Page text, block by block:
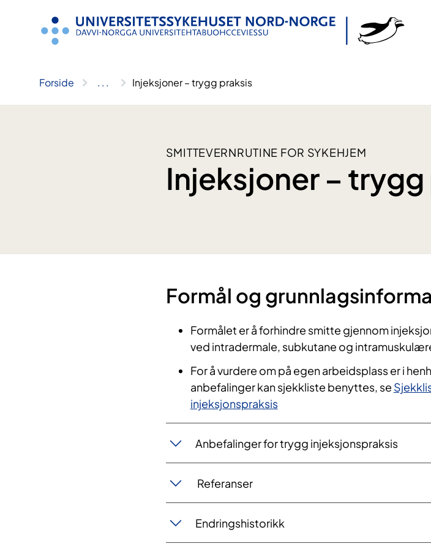
Forside .. . Injeksjoner – trygg praksis
SMITTEVERNRUTINE FOR SYKEHJEM
Injeksjoner –
​Formål og
Formålet er å forhindre smitte gjennom
ved intradermale, subkutane og
For å vurdere om på egen arbeidsplass er i
anbefalinger kan sjekkliste benyttes, se
injeksjonspraksis
Anbefalinger for trygg injeksjonspraksis
​ Referanser
Endringshistorikk